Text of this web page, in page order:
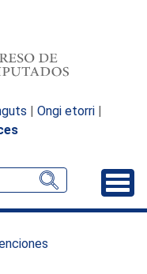
| Ongi etorri |